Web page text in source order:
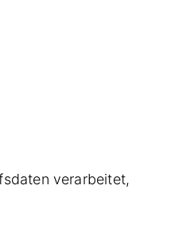
verarbeitet,